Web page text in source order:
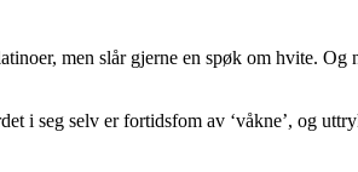
men slår gjerne en spøk om hvite.
i seg selv er fortidsfom av ‘våkne’, og